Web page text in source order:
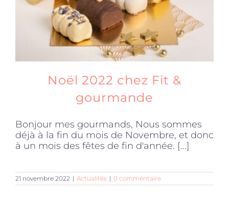
Noël 2022 chez Fit &
gourmande
Bonjour mes gourmands, Nous sommes
déjà à la fin du mois de Novembre, et donc
à un mois des fêtes de fin d'année. [...]
21 novembre 2022 | Actualités | 0 commentaire